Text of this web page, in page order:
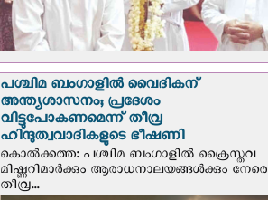
പശ്ചിമ ബംഗാളിൽ വൈദികന്
അന്ത്യശാസനം; പ്രദേശം
വിട്ടുപോകണമെന്ന് തീവ്ര
ഹിന്ദുത്വവാദികളുടെ ഭീഷണി
കൊല്‍ക്കത്ത: പശ്ചിമ ബംഗാളിൽ ക്രൈസ്തവ
മിഷ്ണറിമാർക്കും ആരാധനാലയങ്ങൾക്കും നേരെ
തീവ്ര...